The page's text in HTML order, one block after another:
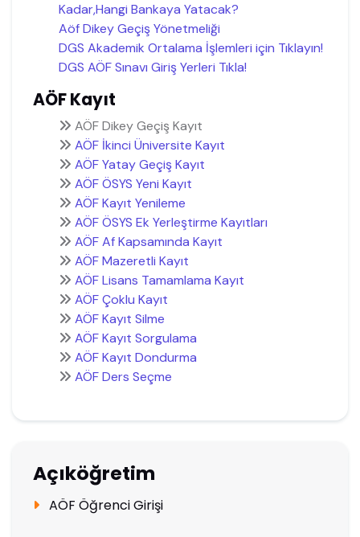
Kadar,Hangi Bankaya Yatacak?
Aöf Dikey Geçiş Yönetmeliği
DGS Akademik Ortalama İşlemleri için Tıklayın!
DGS AÖF Sınavı Giriş Yerleri Tıkla!
AÖF Kayıt
AÖF Dikey Geçiş Kayıt
AÖF İkinci Üniversite Kayıt
AÖF Yatay Geçiş Kayıt
AÖF ÖSYS Yeni Kayıt
AÖF Kayıt Yenileme
AÖF ÖSYS Ek Yerleştirme Kayıtları
AÖF Af Kapsamında Kayıt
AÖF Mazeretli Kayıt
AÖF Lisans Tamamlama Kayıt
AÖF Çoklu Kayıt
AÖF Kayıt Silme
AÖF Kayıt Sorgulama
AÖF Kayıt Dondurma
AÖF Ders Seçme
Açıköğretim
AÖF Öğrenci Girişi